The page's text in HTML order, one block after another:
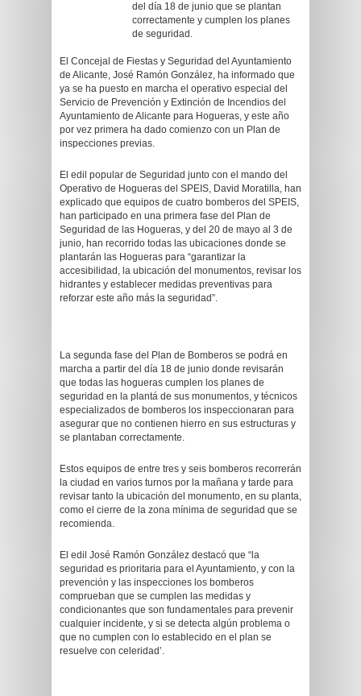
del día 18 de junio que se plantan
correctamente y cumplen los planes
de seguridad.
El Concejal de Fiestas y Seguridad del Ayuntamiento
de Alicante, José Ramón González, ha informado que
ya se ha puesto en marcha el operativo especial del
Servicio de Prevención y Extinción de Incendios del
Ayuntamiento de Alicante para Hogueras, y este año
por vez primera ha dado comienzo con un Plan de
inspecciones previas.
El edil popular de Seguridad junto con el mando del
Operativo de Hogueras del SPEIS, David Moratilla, han
explicado que equipos de cuatro bomberos del SPEIS,
han participado en una primera fase del Plan de
Seguridad de las Hogueras, y del 20 de mayo al 3 de
junio, han recorrido todas las ubicaciones donde se
plantarán las Hogueras para “garantizar la
accesibilidad, la ubicación del monumentos, revisar los
hidrantes y establecer medidas preventivas para
reforzar este año más la seguridad”.
La segunda fase del Plan de Bomberos se podrá en
marcha a partir del día 18 de junio donde revisarán
que todas las hogueras cumplen los planes de
seguridad en la plantá de sus monumentos, y técnicos
especializados de bomberos los inspeccionaran para
asegurar que no contienen hierro en sus estructuras y
se plantaban correctamente.
Estos equipos de entre tres y seis bomberos recorrerán
la ciudad en varios turnos por la mañana y tarde para
revisar tanto la ubicación del monumento, en su planta,
como el cierre de la zona mínima de seguridad que se
recomienda.
El edil José Ramón González destacó que “la
seguridad es prioritaria para el Ayuntamiento, y con la
prevención y las inspecciones los bomberos
comprueban que se cumplen las medidas y
condicionantes que son fundamentales para prevenir
cualquier incidente, y si se detecta algún problema o
que no cumplen con lo establecido en el plan se
resuelve con celeridad’.